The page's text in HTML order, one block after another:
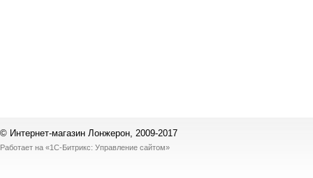
© Интернет-магазин Лонжерон, 2009-2017
Работает на «1С-Битрикс: Управление сайтом»